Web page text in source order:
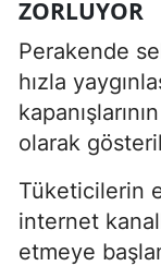
ZORLUYOR
Perakende
hızla
olarak
Tüketicilerin
internet
etmeye